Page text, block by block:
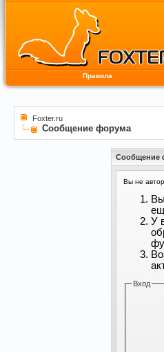
Правила
Foxter.ru
Сообщение форума
Сообщение
Вы не
У
Вход